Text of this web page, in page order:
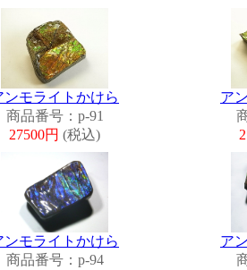
ンモライトかけら
商品番号：p-91
27500円 (税込)
ア
ンモライトかけら
商品番号：p-94
ア